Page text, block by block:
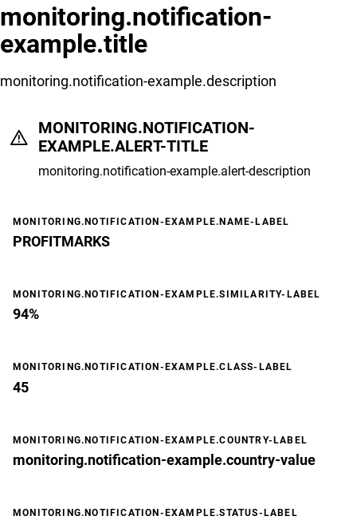
monitoring.notification-
example.title
monitoring.notification-example.description
MONITORING.NOTIFICATION-
EXAMPLE.ALERT-TITLE
monitoring.notification-example.alert-description
MONITORING.NOTIFICATION-EXAMPLE.NAME-LABEL
PROFITMARKS
MONITORING.NOTIFICATION-EXAMPLE.SIMILARITY-LABEL
94%
MONITORING.NOTIFICATION-EXAMPLE.CLASS-LABEL
45
MONITORING.NOTIFICATION-EXAMPLE.COUNTRY-LABEL
monitoring.notification-example.country-value
MONITORING.NOTIFICATION-EXAMPLE.STATUS-LABEL